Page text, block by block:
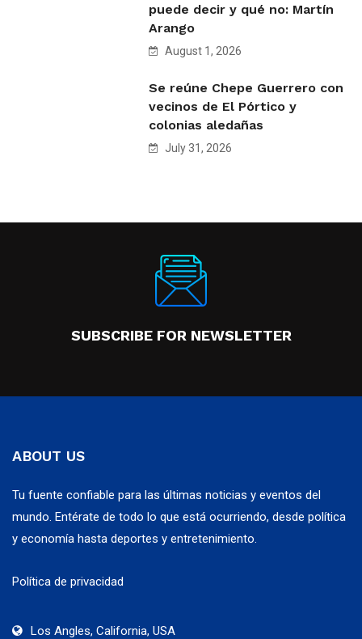
puede decir y qué no: Martín
Arango
August 1, 2026
Se reúne Chepe Guerrero con
vecinos de El Pórtico y
colonias aledañas
July 31, 2026
SUBSCRIBE FOR NEWSLETTER
ABOUT US
Tu fuente confiable para las últimas noticias y eventos del
mundo. Entérate de todo lo que está ocurriendo, desde política
y economía hasta deportes y entretenimiento.
Política de privacidad
Los Angles, California, USA